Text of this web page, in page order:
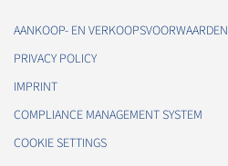
AANKOOP- EN VERKOOPSVOORWAARDEN
PRIVACY POLICY
IMPRINT
COMPLIANCE MANAGEMENT SYSTEM
COOKIE SETTINGS